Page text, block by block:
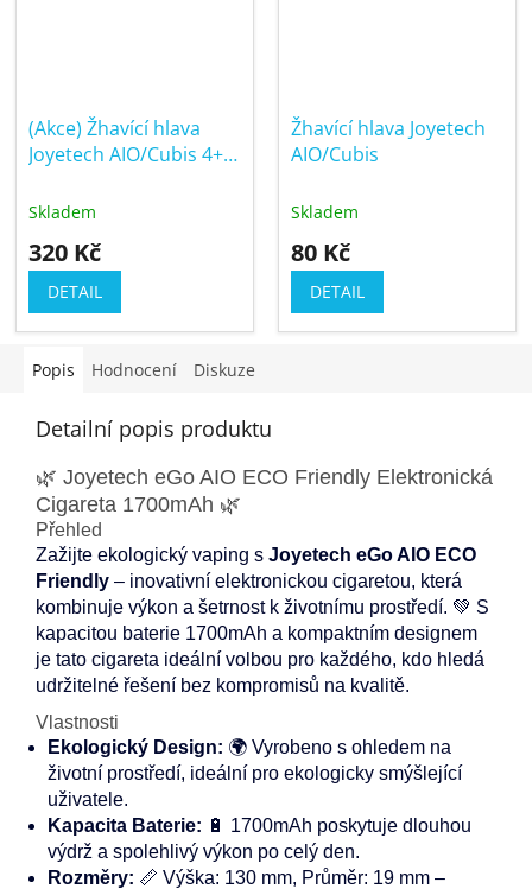
(Akce) Žhavící hlava
Joyetech AIO/Cubis 4+1
Skladem
320 Kč
DETAIL
Žhavící hlava Joyetech
AIO/Cubis
Skladem
80 Kč
DETAIL
Popis Hodnocení Diskuze
Detailní popis produktu
🌿 Joyetech eGo AIO ECO Friendly Elektronická
Cigareta 1700mAh 🌿
Přehled
Zažijte ekologický vaping s Joyetech eGo AIO ECO
Friendly – inovativní elektronickou cigaretou, která
kombinuje výkon a šetrnost k životnímu prostředí. 💚 S
kapacitou baterie 1700mAh a kompaktním designem
je tato cigareta ideální volbou pro každého, kdo hledá
udržitelné řešení bez kompromisů na kvalitě.
Vlastnosti
Ekologický Design: 🌍 Vyrobeno s ohledem na
životní prostředí, ideální pro ekologicky smýšlející
uživatele.
Kapacita Baterie: 🔋 1700mAh poskytuje dlouhou
výdrž a spolehlivý výkon po celý den.
Rozměry: 📏 Výška: 130 mm, Průměr: 19 mm –